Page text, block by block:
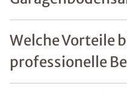
Welche Vorteile
professionelle